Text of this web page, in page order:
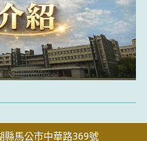
馬公市中華路369號